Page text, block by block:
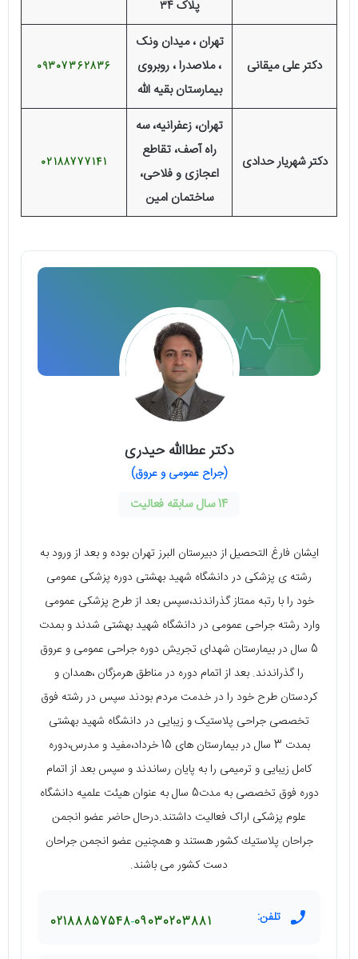
پلاک ۳۴
دکتر علی میقانی
تهران ، میدان ونک
، ملاصدرا ، روبروی
بیمارستان بقیه الله
09307362836
دکتر شهریار حدادی
تهران، زعفرانیه، سه
راه آصف، تقاطع
اعجازی و فلاحی،
ساختمان امین
02188777141
دکتر عطاالله حیدری
(جراح عمومی و عروق)
14 سال سابقه فعالیت
ایشان فارغ التحصيل از دبيرستان البرز تهران بوده و بعد از ورود به
رشته ی پزشكی در دانشگاه شهيد بهشتی دوره پزشكی عمومی
خود را با رتبه ممتاز گذراندند،سپس بعد از طرح پزشكی عمومی
وارد رشته جراحی عمومی در دانشگاه شهيد بهشتی شدند و بمدت
5 سال در بيمارستان شهدای تجريش دوره جراحی عمومی و عروق
را گذراندند. بعد از اتمام دوره در مناطق هرمزگان ،همدان و
كردستان طرح خود را در خدمت مردم بودند سپس در رشته فوق
تخصصی جراحی پلاستیک و زيبايی در دانشگاه شهيد بهشتی
بمدت 3 سال در بيمارستان های 15 خرداد،مفيد و مدرس،دوره
كامل زيبايی و ترميمی را به پايان رساندند و سپس بعد از اتمام
دوره فوق تخصصی به مدت5 سال به عنوان هیئت علمیه دانشگاه
علوم پزشکی اراک فعالیت داشتند.درحال حاضر عضو انجمن
جراحان پلاستيك کشور هستند و همچنین عضو انجمن جراحان
دست کشور می باشند.
تلفن: 09030203881
02188857548